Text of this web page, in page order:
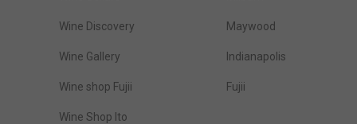
Wine Discovery Maywood
Wine Gallery Indianapolis
Wine shop Fujii Fujii
Wine Shop Ito